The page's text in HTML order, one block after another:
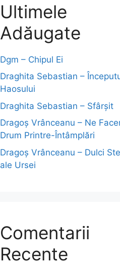
Ultimele
Adăugate
Dgm – Chipul Ei
Draghita Sebastian –
Haosului
Draghita Sebastian – Sfârșit
Dragoş Vrânceanu – Ne
Drum Printre-Întâmplări
Dragoş Vrânceanu – Dulci
ale Ursei
Comentarii
Recente